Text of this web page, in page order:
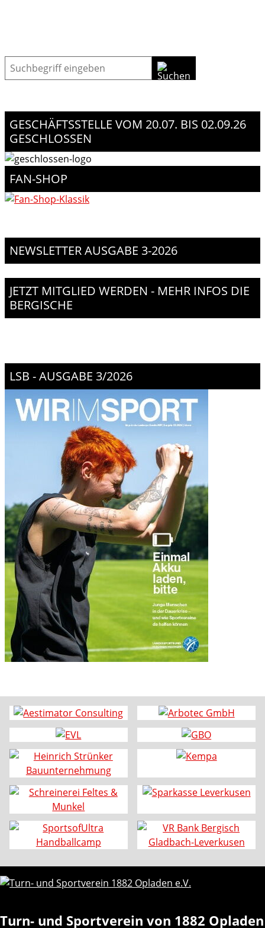
Suche
GESCHÄFTSSTELLE VOM 20.07. BIS 02.09.26
GESCHLOSSEN
FAN-SHOP
NEWSLETTER AUSGABE 3-2026
JETZT MITGLIED WERDEN - MEHR INFOS DIE
BERGISCHE
LSB - AUSGABE 3/2026
Turn- und Sportverein von 1882 Opladen